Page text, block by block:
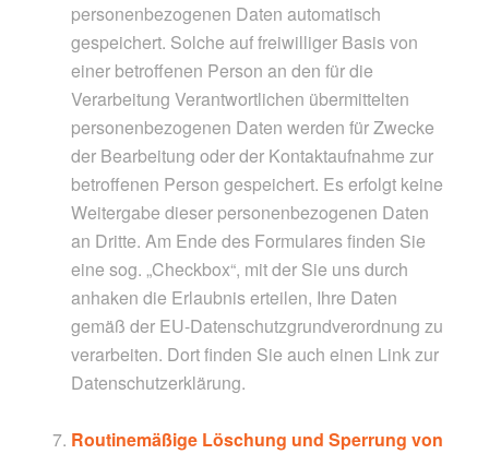
personenbezogenen Daten automatisch
gespeichert. Solche auf freiwilliger Basis von
einer betroffenen Person an den für die
Verarbeitung Verantwortlichen übermittelten
personenbezogenen Daten werden für Zwecke
der Bearbeitung oder der Kontaktaufnahme zur
betroffenen Person gespeichert. Es erfolgt keine
Weitergabe dieser personenbezogenen Daten
an Dritte. Am Ende des Formulares finden Sie
eine sog. „Checkbox“, mit der Sie uns durch
anhaken die Erlaubnis erteilen, Ihre Daten
gemäß der EU-Datenschutzgrundverordnung zu
verarbeiten. Dort finden Sie auch einen Link zur
Datenschutzerklärung.
Routinemäßige Löschung und Sperrung von